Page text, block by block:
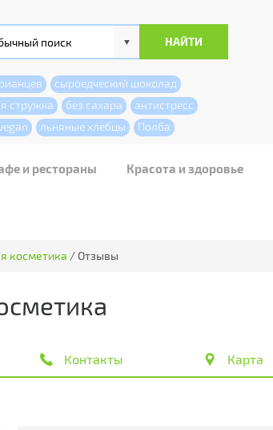
сыроедческий шоколад
стружка без сахара
антистресс
льняные хлебцы Полба
и рестораны Красота и здоровье
косметика / Отзывы
Контакты Карта